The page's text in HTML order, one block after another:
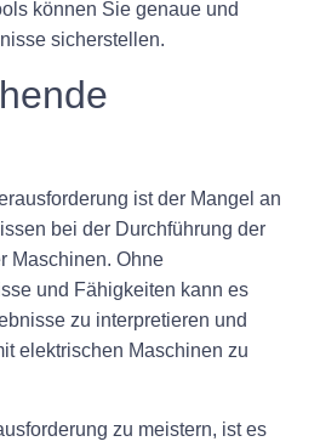
können Sie genaue und
sicherstellen.
ist der Mangel an
bei der Durchführung der
Maschinen. Ohne
und Fähigkeiten kann es
zu interpretieren und
elektrischen Maschinen zu
zu meistern, ist es